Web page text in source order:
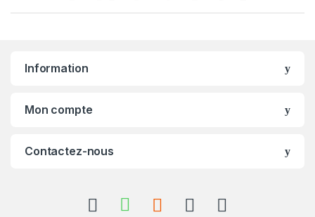
Information
Mon compte
Contactez-nous